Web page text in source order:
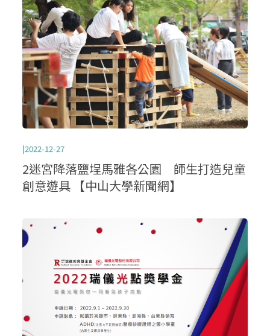
|2022-12-27
2迷宮降落鹽埕馬雅各公園 師生打造兒童
創意遊具 【中山大學新聞網】